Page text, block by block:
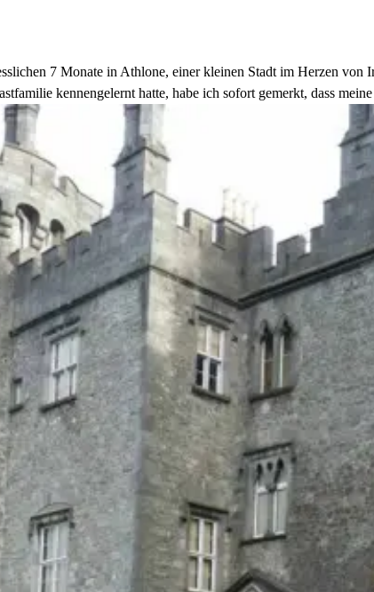
7 Monate in Athlone, einer kleinen Stadt im Herzen
kennengelernt hatte, habe ich sofort gemerkt, dass